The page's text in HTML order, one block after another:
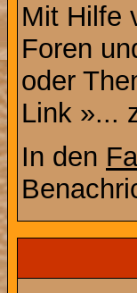
Mit Hilfe
Foren
oder
Link »...
In den